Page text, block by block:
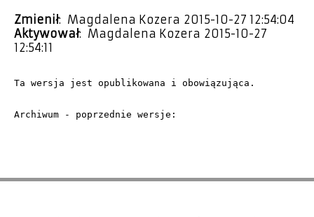
Zmienił: Magdalena Kozera 2015-10-27 12:54:04
Aktywował: Magdalena Kozera 2015-10-27
12:54:11
Ta wersja jest opublikowana i obowiązująca.
Archiwum - poprzednie wersje: